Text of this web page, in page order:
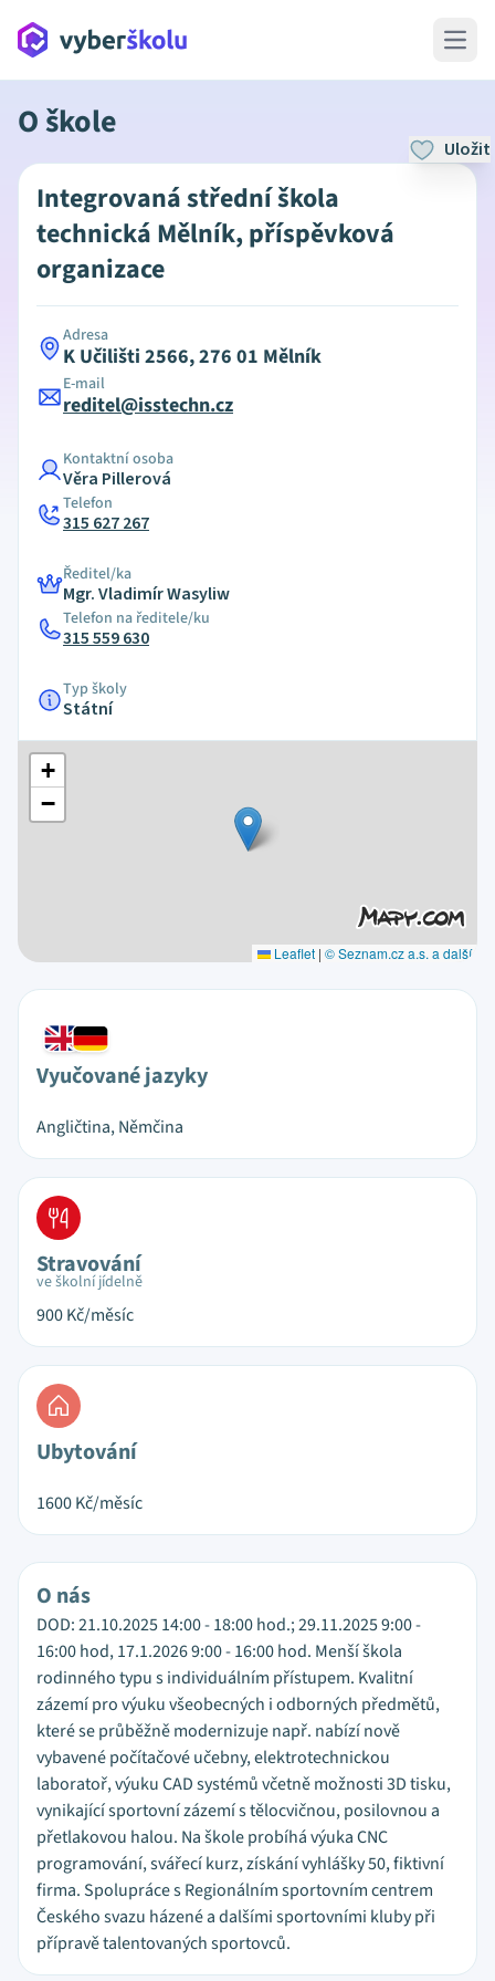
Open
O škole
Uložit
Integrovaná střední škola
technická Mělník, příspěvková
organizace
Adresa
K Učilišti 2566, 276 01 Mělník
E-mail
reditel@isstechn.cz
Kontaktní osoba
Věra Pillerová
Telefon
315 627 267
Ředitel/ka
Mgr. Vladimír Wasyliw
Telefon na ředitele/ku
315 559 630
Typ školy
Státní
+
−
Leaflet | © Seznam.cz a.s. a další
Vyučované jazyky
Angličtina, Němčina
Stravování
ve školní jídelně
900Kč/měsíc
Ubytování
1600Kč/měsíc
O nás
DOD: 21.10.2025 14:00 - 18:00 hod.; 29.11.2025 9:00 -
16:00 hod, 17.1.2026 9:00 - 16:00 hod. Menší škola
rodinného typu s individuálním přístupem. Kvalitní
zázemí pro výuku všeobecných i odborných předmětů,
které se průběžně modernizuje např. nabízí nově
vybavené počítačové učebny, elektrotechnickou
laboratoř, výuku CAD systémů včetně možnosti 3D tisku,
vynikající sportovní zázemí s tělocvičnou, posilovnou a
přetlakovou halou. Na škole probíhá výuka CNC
programování, svářecí kurz, získání vyhlášky 50, fiktivní
firma. Spolupráce s Regionálním sportovním centrem
Českého svazu házené a dalšími sportovními kluby při
přípravě talentovaných sportovců.